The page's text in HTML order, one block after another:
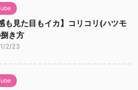
も見た目もイカ】コリコリ(ハツモ
き方
2/23